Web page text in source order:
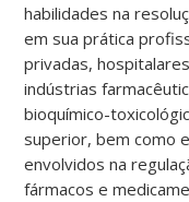
habilidades na
em sua prática
privadas,
indústrias
bioquímico-
superior, bem como
envolvidos na
fármacos e